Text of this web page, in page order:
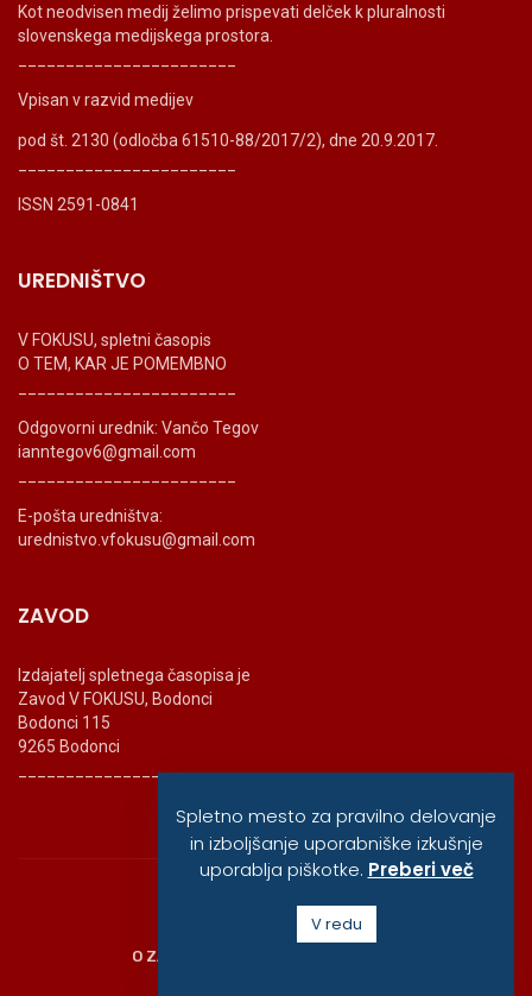
Kot neodvisen medij želimo prispevati delček k pluralnosti
slovenskega medijskega prostora.
Vpisan v razvid medijev
pod št. 2130 (odločba 61510-88/2017/2), dne 20.9.2017.
ISSN 2591-0841
UREDNIŠTVO
V FOKUSU, spletni časopis
O TEM, KAR JE POMEMBNO
Odgovorni urednik: Vančo Tegov
ianntegov6@gmail.com
E-pošta uredništva:
urednistvo.vfokusu@gmail.com
ZAVOD
Izdajatelj spletnega časopisa je
Zavod V FOKUSU, Bodonci
Bodonci 115
9265 Bodonci
_______________________
© vfokusu, 2020
O ZAVODU
Spletno mesto za pravilno delovanje
in izboljšanje uporabniške izkušnje
uporablja piškotke. Preberi več
V redu